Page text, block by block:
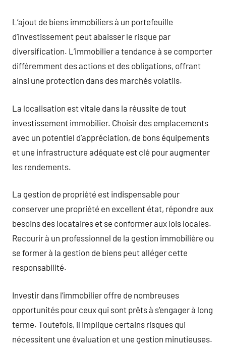
L’ajout de biens immobiliers à un portefeuille
d’investissement peut abaisser le risque par
diversification. L’immobilier a tendance à se comporter
différemment des actions et des obligations, offrant
ainsi une protection dans des marchés volatils.
La localisation est vitale dans la réussite de tout
investissement immobilier. Choisir des emplacements
avec un potentiel d’appréciation, de bons équipements
et une infrastructure adéquate est clé pour augmenter
les rendements.
La gestion de propriété est indispensable pour
conserver une propriété en excellent état, répondre aux
besoins des locataires et se conformer aux lois locales.
Recourir à un professionnel de la gestion immobilière ou
se former à la gestion de biens peut alléger cette
responsabilité.
Investir dans l’immobilier offre de nombreuses
opportunités pour ceux qui sont prêts à s’engager à long
terme. Toutefois, il implique certains risques qui
nécessitent une évaluation et une gestion minutieuses.